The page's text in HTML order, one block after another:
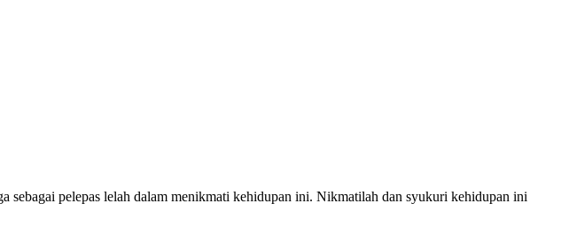
sebagai pelepas lelah dalam menikmati kehidupan ini. Nikmatilah dan syukuri kehidupan ini